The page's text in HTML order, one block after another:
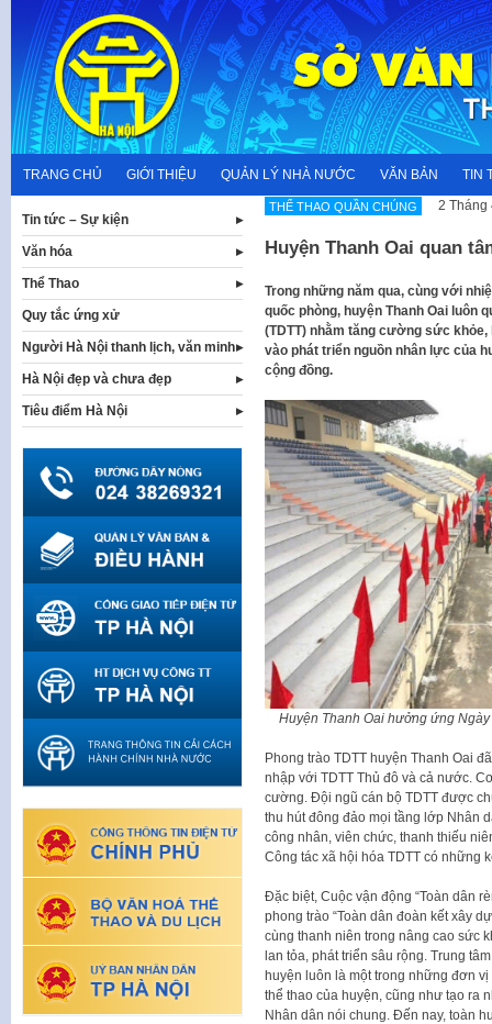
content
TRANG CHỦ GIỚI THIỆU QUẢN LÝ NHÀ NƯỚC VĂN BẢN TIN
THỂ THAO QUẦN CHÚNG 2 Tháng
Huyện Thanh Oai quan
Trong những năm qua, cùng với
quốc phòng, huyện Thanh Oai luôn
(TDTT) nhằm tăng cường sức
vào phát triển nguồn nhân lực của
cộng đồng.
Huyện Thanh Oai hưởng ứng
Phong trào TDTT huyện Thanh Oai
nhập với TDTT Thủ đô và cả nước.
cường. Đội ngũ cán bộ TDTT được
thu hút đông đảo mọi tầng lớp Nhân
công nhân, viên chức, thanh thiếu
Công tác xã hội hóa TDTT có những
Đặc biệt, Cuộc vận động “Toàn dân
phong trào “Toàn dân đoàn kết xây
cùng thanh niên trong nâng cao sức
lan tỏa, phát triển sâu rộng. Trung
huyện luôn là một trong những đơn
thể thao của huyện, cũng như tạo ra
Nhân dân nói chung. Đến nay, toàn
Tin tức – Sự kiện
Văn hóa
Thể Thao
Quy tắc ứng xử
Người Hà Nội thanh lịch, văn minh
Hà Nội đẹp và chưa đẹp
Tiêu điểm Hà Nội